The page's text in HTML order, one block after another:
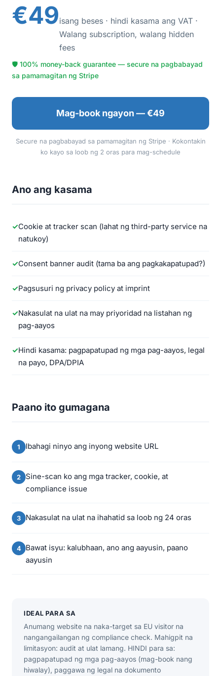
€49isang beses · hindi kasama ang VAT ·
Walang subscription, walang hidden
fees
🛡 100% money-back guarantee — secure na pagbabayad
sa pamamagitan ng Stripe
Mag-book ngayon — €49
Secure na pagbabayad sa pamamagitan ng Stripe · Kokontakin
ko kayo sa loob ng 2 oras para mag-schedule
Ano ang kasama
Cookie at tracker scan (lahat ng third-party service na
natukoy)
Consent banner audit (tama ba ang pagkakapatupad?)
Pagsusuri ng privacy policy at imprint
Nakasulat na ulat na may priyoridad na listahan ng
pag-aayos
Hindi kasama: pagpapatupad ng mga pag-aayos, legal
na payo, DPA/DPIA
Paano ito gumagana
Ibahagi ninyo ang inyong website URL
Sine-scan ko ang mga tracker, cookie, at
compliance issue
Nakasulat na ulat na ihahatid sa loob ng 24 oras
Bawat isyu: kalubhaan, ano ang aayusin, paano
aayusin
IDEAL PARA SA
Anumang website na naka-target sa EU visitor na
nangangailangan ng compliance check. Mahigpit na
limitasyon: audit at ulat lamang. HINDI para sa:
pagpapatupad ng mga pag-aayos (mag-book nang
hiwalay), paggawa ng legal na dokumento